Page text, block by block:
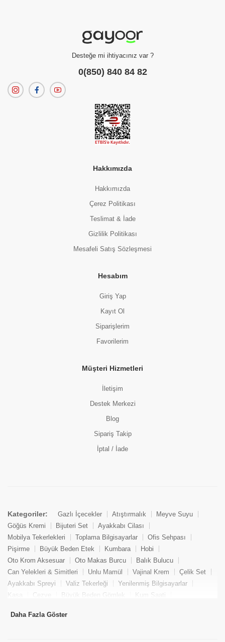
filtrelerinizi temizleyebilirsiniz.
Desteğe mi ihtiyacınız var ?
0(850) 840 84 82
Hakkımızda
Hakkımızda
Çerez Politikası
Teslimat & İade
Gizlilik Politikası
Mesafeli Satış Sözleşmesi
Hesabım
Giriş Yap
Kayıt Ol
Siparişlerim
Favorilerim
Müşteri Hizmetleri
İletişim
Destek Merkezi
Blog
Sipariş Takip
İptal / İade
Kategoriler: Gazlı İçecekler Atıştırmalık
Meyve Suyu
Göğüs Kremi
Bijuteri Set
Ayakkabı Cilası
Mobilya Tekerlekleri
Toplama Bilgisayarlar
Ofis Sehpası
Pişirme
Büyük Beden Etek Kumbara
Hobi
Oto Krom Aksesuar
Oto Makas Burcu
Balık Bulucu
Can Yelekleri & Simitleri
Unlu Mamül Vajinal Krem
Çelik Set
Ayakkabı Spreyi
Valiz Tekerleği
Yenilenmiş Bilgisayarlar
Kasa
Cezve Büyük Beden Gömlek
Kum Saati
Tekne Bağlama & Demirleme
Daha Fazla Göster